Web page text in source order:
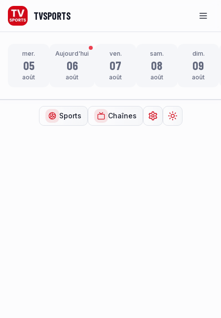
TVSPORTS
mer.
05
août
Aujourd'hui
06
août
ven.
07
août
sam.
08
août
dim.
09
août
Sports Chaînes Ouvrir lesChanger de